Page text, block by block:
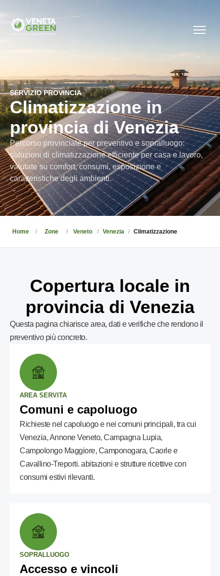
SERVIZIO PROVINCIA
Climatizzazione in
provincia di Venezia
Percorso provinciale per preventivo e sopralluogo:
soluzioni di climatizzazione efficiente per casa e lavoro,
valutate su comfort, consumi, esposizione e
caratteristiche degli ambienti.
Home Zone Veneto Venezia Climatizzazione
Copertura locale in
provincia di Venezia
Questa pagina chiarisce area, dati e verifiche che rendono il
preventivo più concreto.
AREA SERVITA
Comuni e capoluogo
Richieste nel capoluogo e nei comuni principali, tra cui
Venezia, Annone Veneto, Campagna Lupia,
Campolongo Maggiore, Camponogara, Caorle e
Cavallino-Treporti. abitazioni e strutture ricettive con
consumi estivi rilevanti.
SOPRALLUOGO
Accesso e vincoli